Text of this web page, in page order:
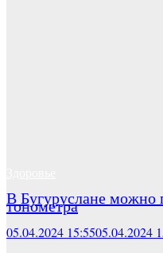
В Бугуруслане можно
тонометра
05.04.2024 15:5505.04.2024